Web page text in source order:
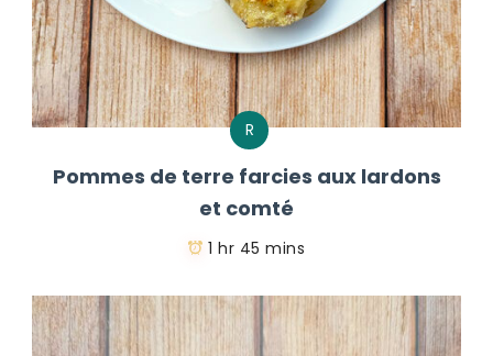
R
Pommes de terre farcies aux lardons
et comté
1 hr 45 mins